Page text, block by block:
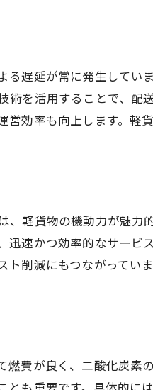
る遅延が常に発生してい
術を活用することで、配
効率も向上します。軽
、軽貨物の機動力が魅力
迅速かつ効率的なサービ
削減にもつながってい
燃費が良く、二酸化炭素